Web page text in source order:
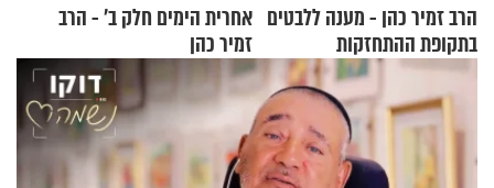
הרב זמיר כהן - מענה ללבטים
בתקופת ההתחזקות
אחרית הימים חלק ב’ - הרב
זמיר כהן